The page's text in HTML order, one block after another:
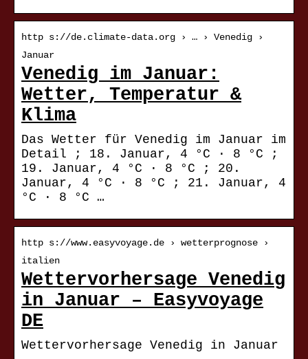
http s://de.climate-data.org › … › Venedig ›
Januar
Venedig im Januar:
Wetter, Temperatur &
Klima
Das Wetter für Venedig im Januar im
Detail ; 18. Januar, 4 °C · 8 °C ;
19. Januar, 4 °C · 8 °C ; 20.
Januar, 4 °C · 8 °C ; 21. Januar, 4
°C · 8 °C …
http s://www.easyvoyage.de › wetterprognose ›
italien
Wettervorhersage Venedig
in Januar – Easyvoyage
DE
Wettervorhersage Venedig in Januar